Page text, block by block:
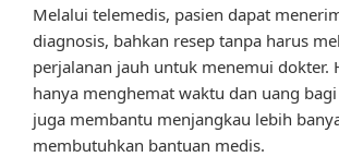
Melalui telemedis, pasien dapat
diagnosis, bahkan resep tanpa harus
perjalanan jauh untuk menemui dokter.
hanya menghemat waktu dan uang
juga membantu menjangkau lebih
membutuhkan bantuan medis.